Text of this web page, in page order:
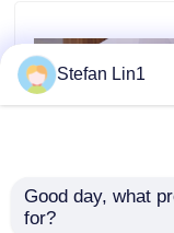
খবর
একটি উদ্ধৃতি অনুরোধ
কাস্টমাইজযোগ্য
Stefan Lin1
Good day, what
for?